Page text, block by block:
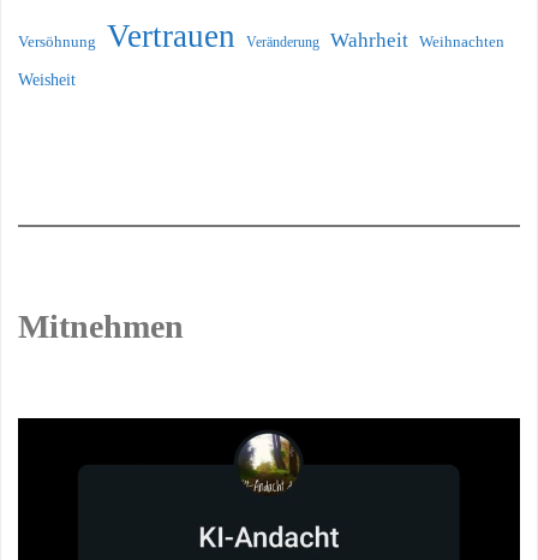
Versöhnung Vertrauen Veränderung Wahrheit Weihnachten
Weisheit
Mitnehmen